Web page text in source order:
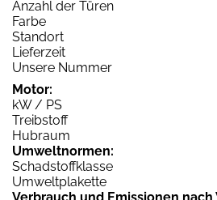
Anzahl der Türen
Farbe
Standort
Lieferzeit
Unsere Nummer
Motor:
kW / PS
Treibstoff
Hubraum
Umweltnormen:
Schadstoffklasse
Umweltplakette